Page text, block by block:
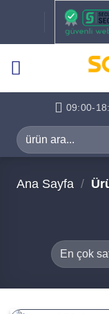
09:00-
Ara:
Ana Sayfa /